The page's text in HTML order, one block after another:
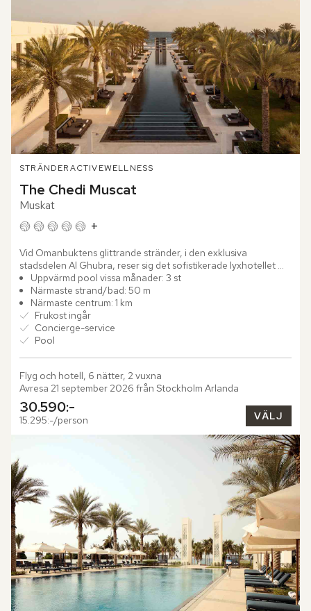
STRÄNDERACTIVEWELLNESS
The Chedi Muscat
Muskat
+
Vid Omanbuktens glittrande stränder, i den exklusiva
stadsdelen Al Ghubra, reser sig det sofistikerade lyxhotellet
The Chedi Muscat – på en stillsam plats där havet möter...
Uppvärmd pool vissa månader: 3 st
Närmaste strand/bad: 50 m
Närmaste centrum: 1 km
Frukost ingår
Concierge-service
Pool
Flyg och hotell, 6 nätter, 2 vuxna
Avresa 21 september 2026 från Stockholm Arlanda
30.590:-
15.295:-/person VÄLJ